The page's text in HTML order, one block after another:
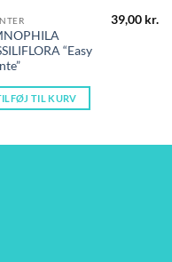
“Easy
39,00 kr.
TIL KURV